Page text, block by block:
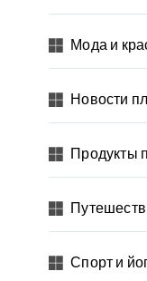
Мода и
Новости
Продукты
Спорт и